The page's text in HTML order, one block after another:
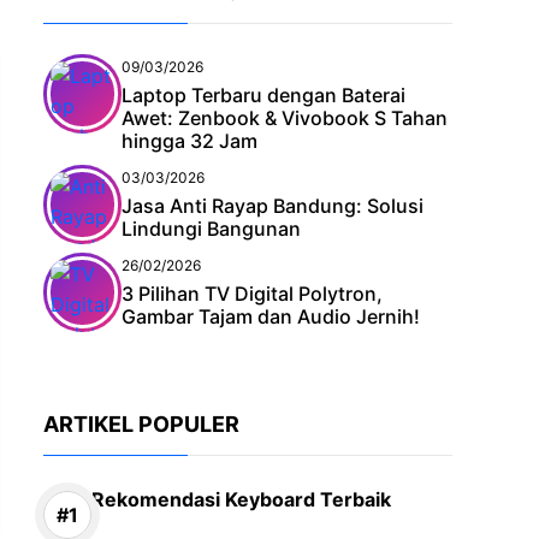
09/03/2026
Laptop Terbaru dengan Baterai
Awet: Zenbook & Vivobook S Tahan
hingga 32 Jam
03/03/2026
Jasa Anti Rayap Bandung: Solusi
Lindungi Bangunan
26/02/2026
3 Pilihan TV Digital Polytron,
Gambar Tajam dan Audio Jernih!
ARTIKEL POPULER
Rekomendasi Keyboard Terbaik